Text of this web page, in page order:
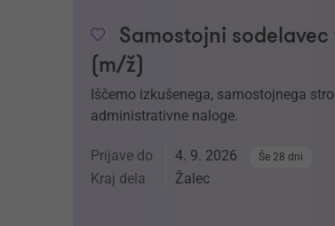
Samostojni
(m/ž)
Iščemo izkušenega, samostojnega
administrativne naloge.
Prijave do 4. 9. 2026 Še 28 dni
Kraj dela Žalec